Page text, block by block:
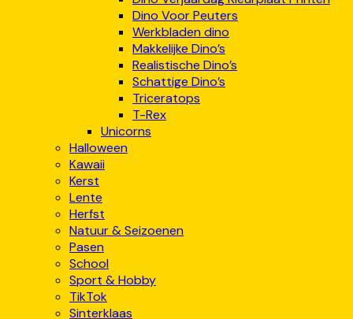
Dino Voor Peuters
Werkbladen dino
Makkelijke Dino’s
Realistische Dino’s
Schattige Dino’s
Triceratops
T-Rex
Unicorns
Halloween
Kawaii
Kerst
Lente
Herfst
Natuur & Seizoenen
Pasen
School
Sport & Hobby
TikTok
Sinterklaas